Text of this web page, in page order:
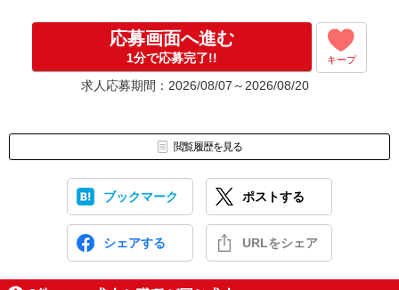
応募画面へ進む
1分で応募完了!! キープ
求人応募期間：2026/08/07～2026/08/20
閲覧履歴を見る
ブックマーク ポストする
シェアする URLをシェア